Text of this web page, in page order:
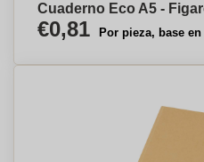
Cuaderno Eco A5 -
€0,81 Por pieza, base